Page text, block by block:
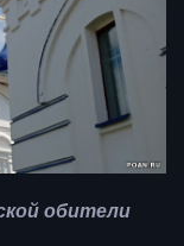
обители